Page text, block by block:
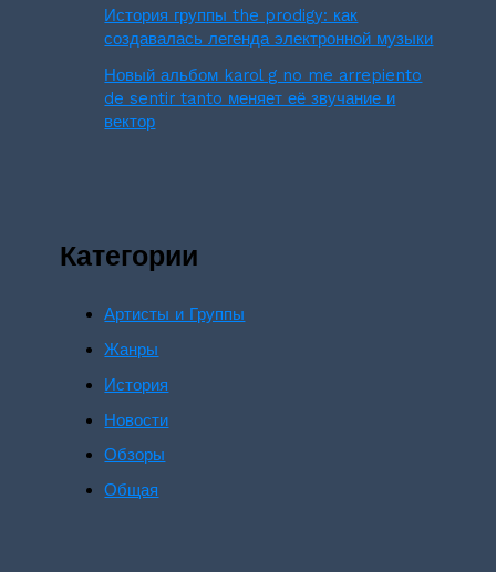
История группы the prodigy: как
создавалась легенда электронной музыки
Новый альбом karol g no me arrepiento
de sentir tanto меняет её звучание и
вектор
Категории
Артисты и Группы
Жанры
История
Новости
Обзоры
Общая